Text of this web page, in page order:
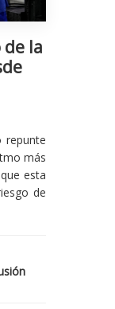
la
repunte
más
esta
de